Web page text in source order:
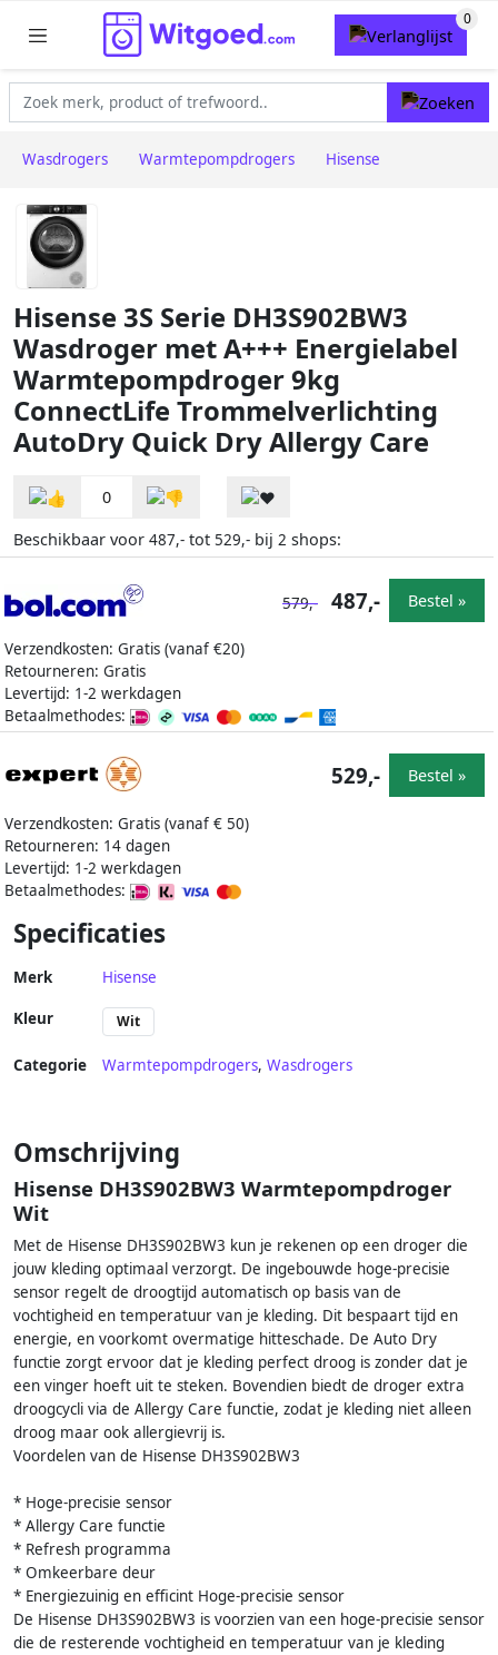
Wasdrogers Warmtepompdrogers Hisense
Hisense 3S Serie DH3S902BW3
Wasdroger met A+++ Energielabel
Warmtepompdroger 9kg
ConnectLife Trommelverlichting
AutoDry Quick Dry Allergy Care
0
Beschikbaar voor 487,- tot 529,- bij 2 shops:
Verzendkosten: Gratis (vanaf €20)
Retourneren: Gratis
Levertijd: 1-2 werkdagen
Betaalmethodes:
579,- 487,- Bestel »
Verzendkosten: Gratis (vanaf € 50)
Retourneren: 14 dagen
Levertijd: 1-2 werkdagen
Betaalmethodes:
529,- Bestel »
Specificaties
Merk Hisense
Kleur Wit
Categorie Warmtepompdrogers, Wasdrogers
Omschrijving
Hisense DH3S902BW3 Warmtepompdroger
Wit
Met de Hisense DH3S902BW3 kun je rekenen op een droger die
jouw kleding optimaal verzorgt. De ingebouwde hoge-precisie
sensor regelt de droogtijd automatisch op basis van de
vochtigheid en temperatuur van je kleding. Dit bespaart tijd en
energie, en voorkomt overmatige hitteschade. De Auto Dry
functie zorgt ervoor dat je kleding perfect droog is zonder dat je
een vinger hoeft uit te steken. Bovendien biedt de droger extra
droogcycli via de Allergy Care functie, zodat je kleding niet alleen
droog maar ook allergievrij is.
Voordelen van de Hisense DH3S902BW3
* Hoge-precisie sensor
* Allergy Care functie
* Refresh programma
* Omkeerbare deur
* Energiezuinig en efficint Hoge-precisie sensor
De Hisense DH3S902BW3 is voorzien van een hoge-precisie sensor
die de resterende vochtigheid en temperatuur van je kleding